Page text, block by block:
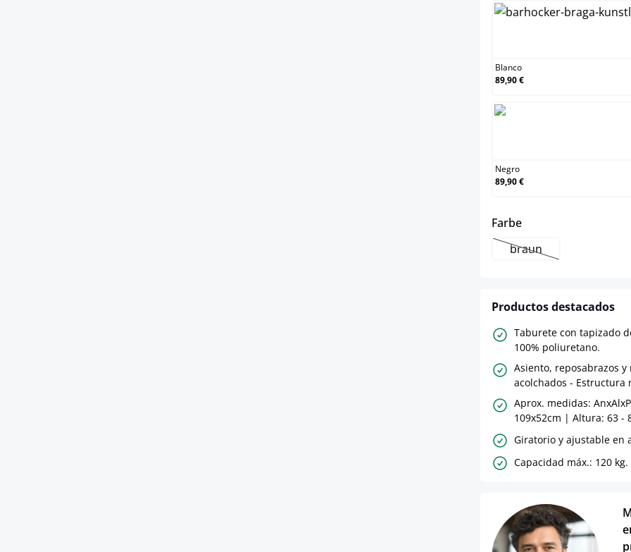
Blanco
89,90 €
Negro
89,90 €
Farbeselect
braun(Esta opción no está
Productos destacados
Taburete con tapizado
100% poliuretano.
Asiento, reposabrazos y
acolchados - Estructura
Aprox. medidas:
109x52cm | Altura: 63 -
Giratorio y ajustable en
Capacidad máx.: 120 kg.